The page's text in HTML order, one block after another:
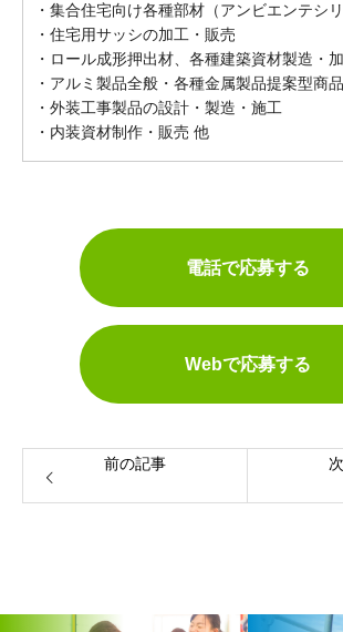
・集合住宅向け各種部材（アンビエンテシ
・住宅用サッシの加工・販売
・ロール成形押出材、各種建築資材製造・
・アルミ製品全般・各種金属製品提案型商品
・外装工事製品の設計・製造・施工
・内装資材制作・販売 他
電話で応募する
Webで応募する
前の記事